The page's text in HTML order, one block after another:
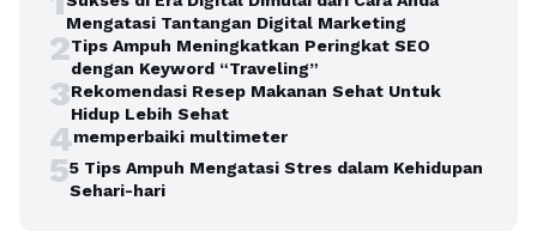
Mengatasi Tantangan Digital Marketing
2Tips Ampuh Meningkatkan Peringkat SEO
dengan Keyword “Traveling”
3Rekomendasi Resep Makanan Sehat Untuk
Hidup Lebih Sehat
4memperbaiki multimeter
55 Tips Ampuh Mengatasi Stres dalam Kehidupan
Sehari-hari